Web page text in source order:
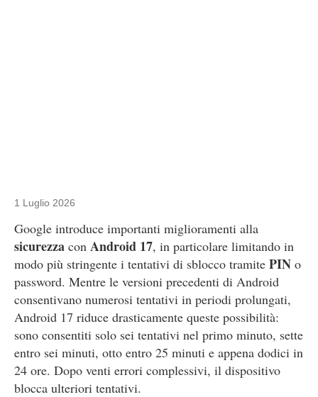
1 Luglio 2026
Google introduce importanti miglioramenti alla
sicurezza con Android 17, in particolare limitando in
modo più stringente i tentativi di sblocco tramite PIN o
password. Mentre le versioni precedenti di Android
consentivano numerosi tentativi in periodi prolungati,
Android 17 riduce drasticamente queste possibilità:
sono consentiti solo sei tentativi nel primo minuto, sette
entro sei minuti, otto entro 25 minuti e appena dodici in
24 ore. Dopo venti errori complessivi, il dispositivo
blocca ulteriori tentativi.